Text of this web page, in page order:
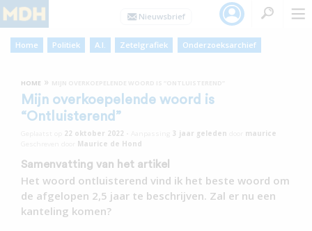
Home Politiek A.I. Zetelgrafiek Onderzoeksarchief
HOME »
Mijn overkoepelende woord is
“Ontluisterend”
22 oktober 2022 3 jaar geleden
maurice
Maurice de Hond
Samenvatting van het artikel
Het woord ontluisterend vind ik het beste woord om
de afgelopen 2,5 jaar te beschrijven. Zal er nu een
kanteling komen?